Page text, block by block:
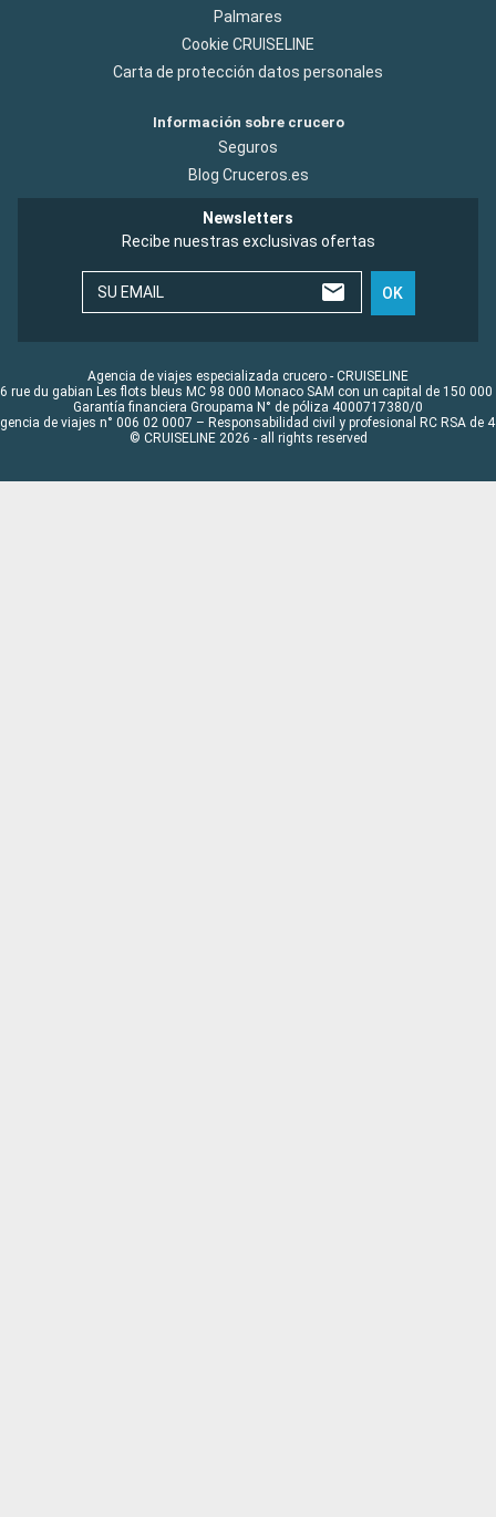
Palmares
Cookie CRUISELINE
Carta de protección datos personales
Información sobre crucero
Seguros
Blog Cruceros.es
Newsletters
Recibe nuestras exclusivas ofertas
SU EMAIL OK
Agencia de viajes especializada crucero - CRUISELINE
rue du gabian Les flots bleus MC 98 000 Monaco SAM con un capital de 150 000
Garantía financiera Groupama N° de póliza 4000717380/0
de viajes n° 006 02 0007 – Responsabilidad civil y profesional RC RSA de
© CRUISELINE 2026 - all rights reserved